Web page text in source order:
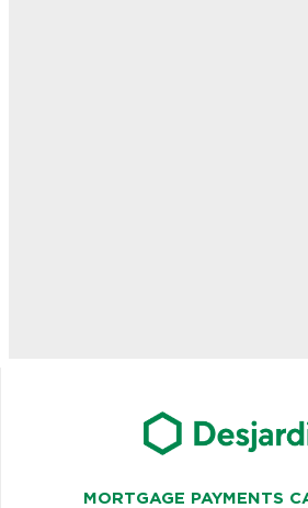
MORTGAGE PAYMENTS